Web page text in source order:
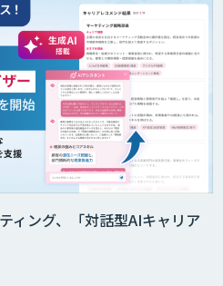
トAI
像・動画データセット販売・収
AIドライブレコーダー「ナウ
ィング、「対話型AIキャリア